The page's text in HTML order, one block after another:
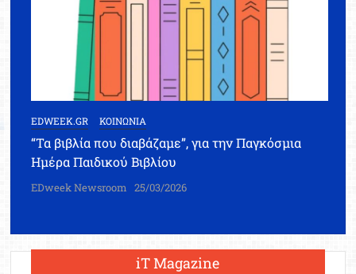
EDWEEK.GR ΚΟΙΝΩΝΙΑ
“Τα βιβλία που διαβάζαμε”, για την Παγκόσμια
Ημέρα Παιδικού Βιβλίου
EDweek Newsroom 25/03/2026
iT Magazine